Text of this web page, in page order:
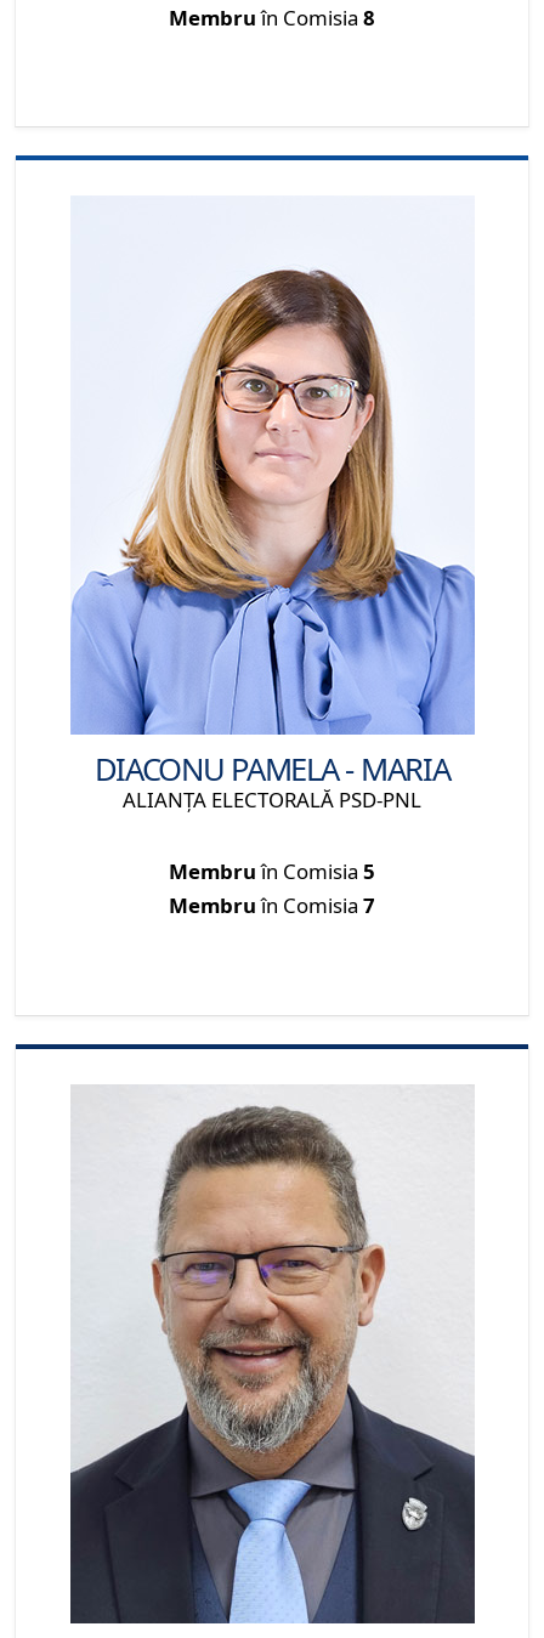
Membruîn Comisia 8
DIACONU PAMELA - MARIA
ALIANŢA ELECTORALĂ PSD-PNL
Membruîn Comisia 5
Membruîn Comisia 7